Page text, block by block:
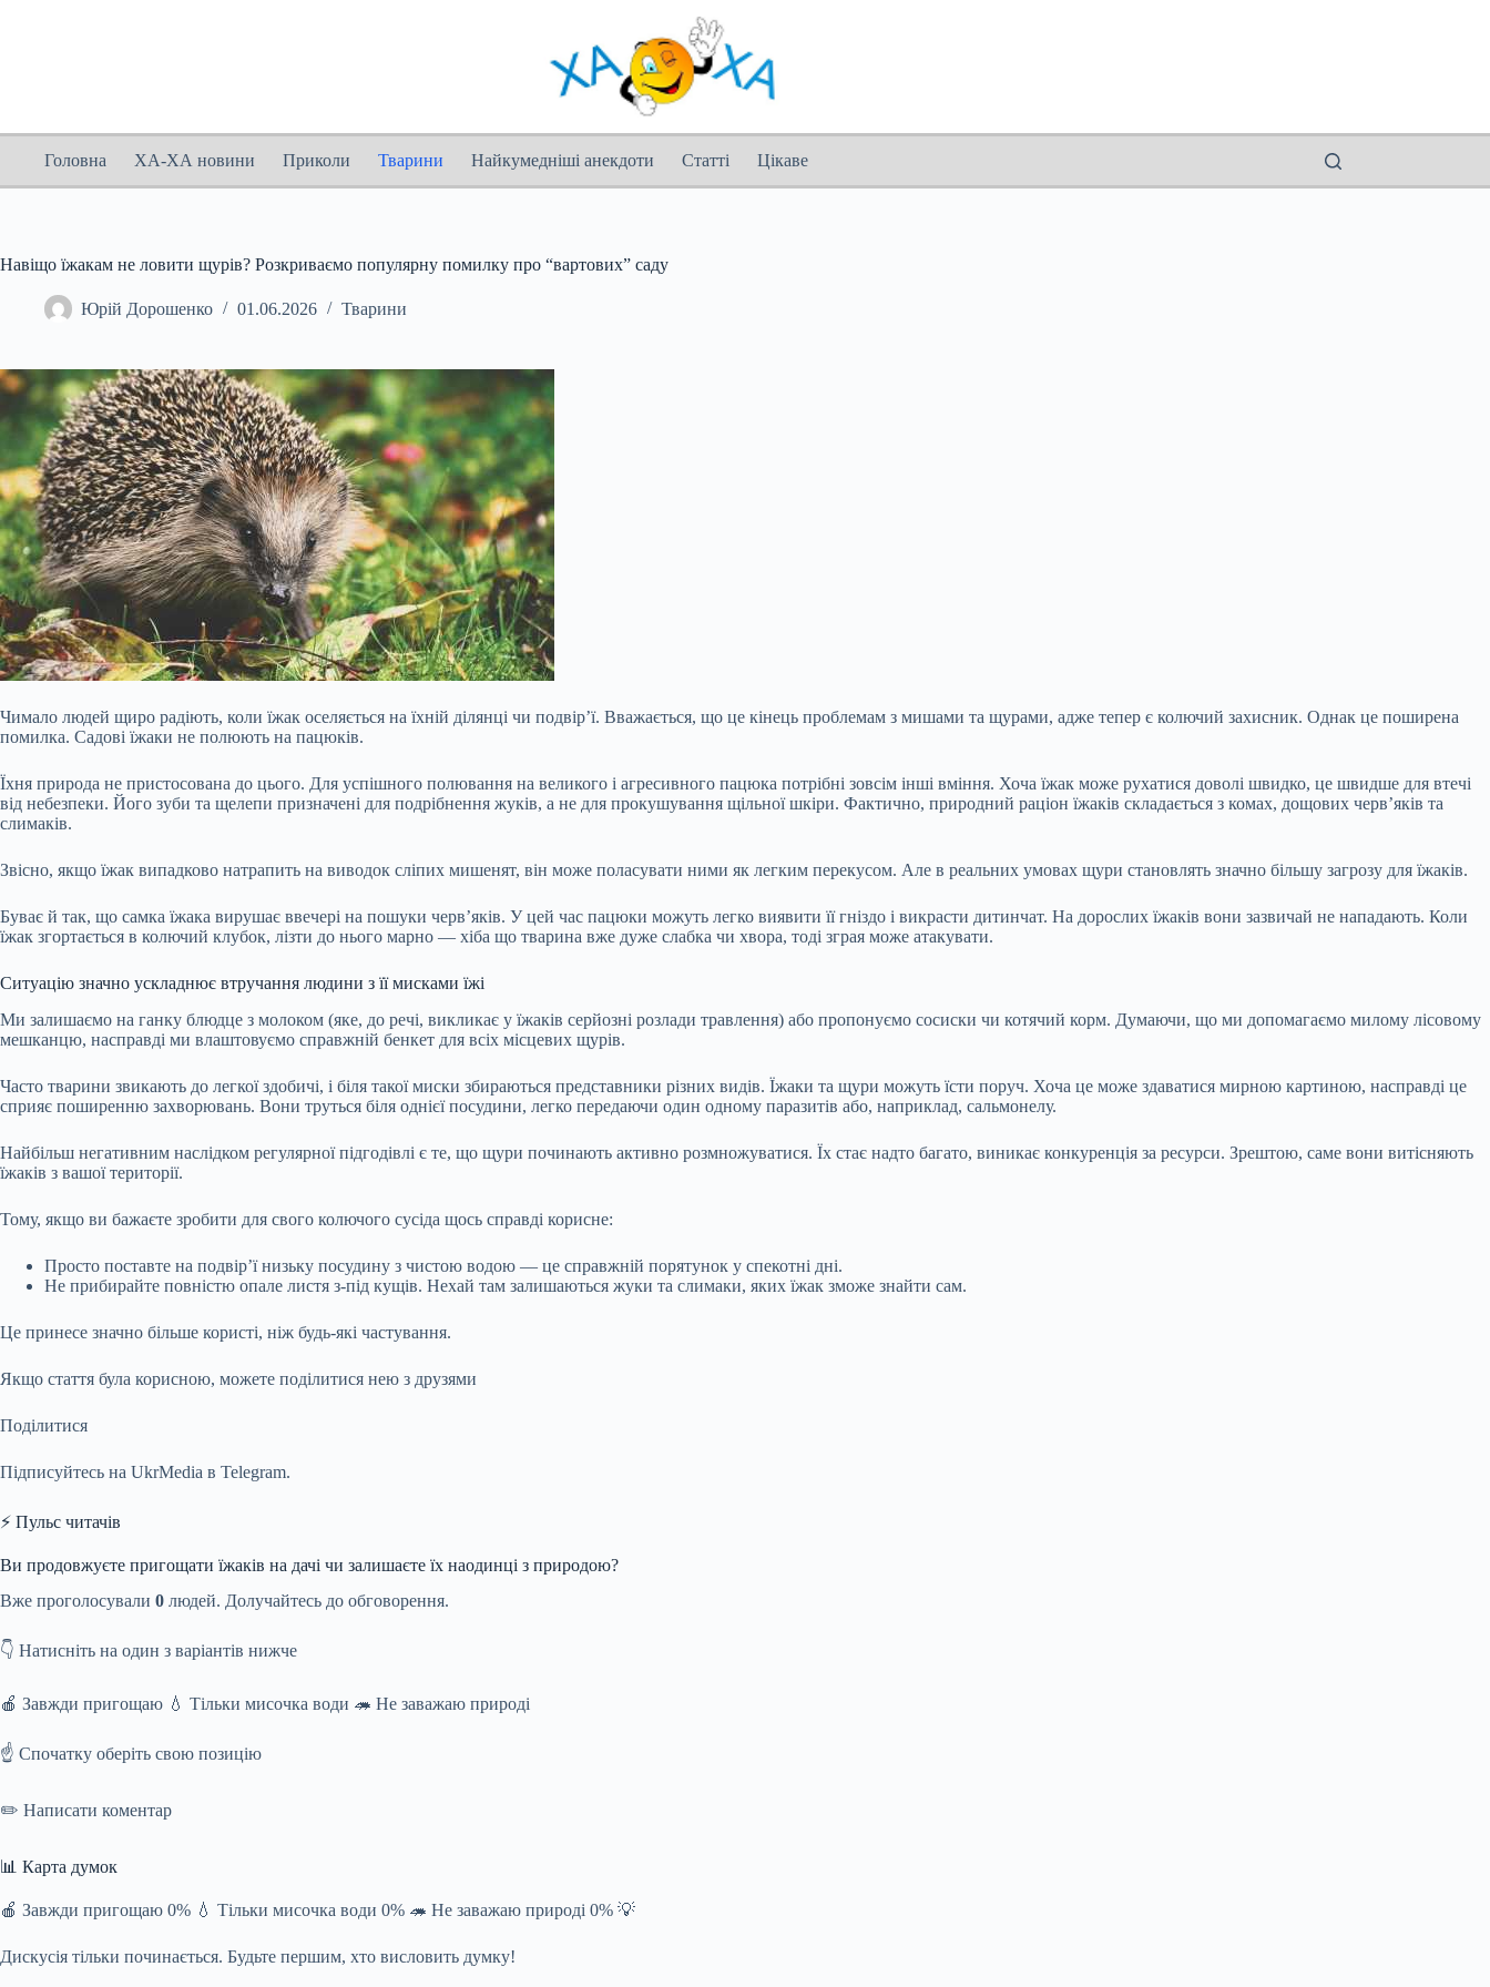
Головна ХА-ХА новини Приколи Тварини Найкумедніші анекдоти Статті Цікаве
Навіщо їжакам не ловити щурів? Розкриваємо популярну помилку про “вартових” саду
Юрій Дорошенко 01.06.2026 Тварини
Чимало людей щиро радіють, коли їжак оселяється на їхній ділянці чи подвір’ї. Вважається, що це кінець проблемам з мишами та щурами, адже тепер є колючий захисник. Однак це поширена
помилка. Садові їжаки не полюють на пацюків.
Їхня природа не пристосована до цього. Для успішного полювання на великого і агресивного пацюка потрібні зовсім інші вміння. Хоча їжак може рухатися доволі швидко, це швидше для втечі
від небезпеки. Його зуби та щелепи призначені для подрібнення жуків, а не для прокушування щільної шкіри. Фактично, природний раціон їжаків складається з комах, дощових черв’яків та
слимаків.
Звісно, якщо їжак випадково натрапить на виводок сліпих мишенят, він може поласувати ними як легким перекусом. Але в реальних умовах щури становлять значно більшу загрозу для їжаків.
Буває й так, що самка їжака вирушає ввечері на пошуки черв’яків. У цей час пацюки можуть легко виявити її гніздо і викрасти дитинчат. На дорослих їжаків вони зазвичай не нападають. Коли
їжак згортається в колючий клубок, лізти до нього марно — хіба що тварина вже дуже слабка чи хвора, тоді зграя може атакувати.
Ситуацію значно ускладнює втручання людини з її мисками їжі
Ми залишаємо на ганку блюдце з молоком (яке, до речі, викликає у їжаків серйозні розлади травлення) або пропонуємо сосиски чи котячий корм. Думаючи, що ми допомагаємо милому лісовому
мешканцю, насправді ми влаштовуємо справжній бенкет для всіх місцевих щурів.
Часто тварини звикають до легкої здобичі, і біля такої миски збираються представники різних видів. Їжаки та щури можуть їсти поруч. Хоча це може здаватися мирною картиною, насправді це
сприяє поширенню захворювань. Вони труться біля однієї посудини, легко передаючи один одному паразитів або, наприклад, сальмонелу.
Найбільш негативним наслідком регулярної підгодівлі є те, що щури починають активно розмножуватися. Їх стає надто багато, виникає конкуренція за ресурси. Зрештою, саме вони витісняють
їжаків з вашої території.
Тому, якщо ви бажаєте зробити для свого колючого сусіда щось справді корисне:
Просто поставте на подвір’ї низьку посудину з чистою водою — це справжній порятунок у спекотні дні.
Не прибирайте повністю опале листя з-під кущів. Нехай там залишаються жуки та слимаки, яких їжак зможе знайти сам.
Це принесе значно більше користі, ніж будь-які частування.
Якщо стаття була корисною, можете поділитися нею з друзями
Поділитися
Підписуйтесь на UkrMedia в Telegram.
⚡ Пульс читачів
Ви продовжуєте пригощати їжаків на дачі чи залишаєте їх наодинці з природою?
Вже проголосували 0 людей. Долучайтесь до обговорення.
👇 Натисніть на один з варіантів нижче
🍎 Завжди пригощаю 💧 Тільки мисочка води 🦔 Не заважаю природі
☝️ Спочатку оберіть свою позицію
✏️ Написати коментар
📊 Карта думок
🍎 Завжди пригощаю 0% 💧 Тільки мисочка води 0% 🦔 Не заважаю природі 0% 💡
Дискусія тільки починається. Будьте першим, хто висловить думку!